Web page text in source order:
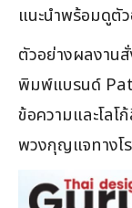
แนะนำพร้อมดูตั
ตัวอย่างผลงาน
พิมพ์แบรนด์
ข้อความและโลโ
พวงกุญแจทางโ